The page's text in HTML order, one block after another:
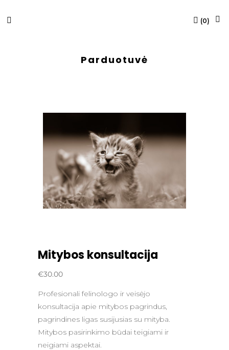
(0)
Parduotuvė
Mitybos konsultacija
€30.00
Profesionali felinologo ir veisėjo
konsultacija apie mitybos pagrindus,
pagrindines ligas susijusias su mityba.
Mitybos pasirinkimo būdai teigiami ir
neigiami aspektai.